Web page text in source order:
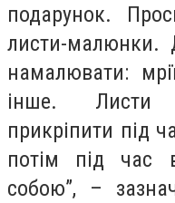
подарунок.
листи-малюнки.
намалювати:
інше. Листи
прикріпити під
потім під час
собою”, –